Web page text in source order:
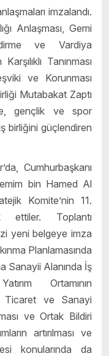
imzalandı.
Anlaşması, Gemi
ve Vardiya
Tanınması
ve Korunması
Mutabakat Zaptı
gençlik ve spor
iş birliğini güçlendiren
Cumhurbaşkanı
bin Hamed Al
Komite’nin 11.
ettiler. Toplantı
yeni belgeye imza
Planlamasında
Sanayii Alanında İş
Ortamının
Ticaret ve Sanayi
ve Ortak Bildiri
artırılması ve
konularında da